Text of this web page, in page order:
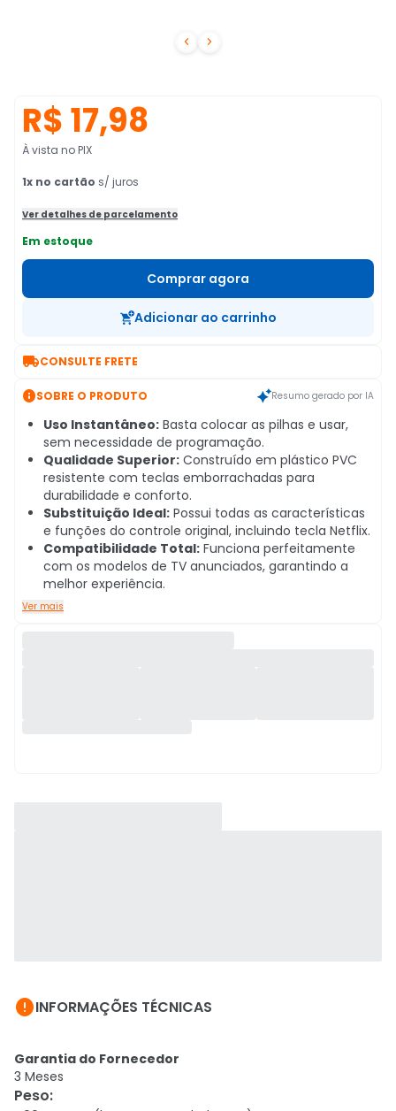
 
R$ 17,98
À vista no PIX
1x no cartão s/ juros
Ver detalhes de parcelamento
Em estoque
Comprar agora
Adicionar ao carrinho
CONSULTE FRETE
SOBRE O PRODUTO Resumo gerado por IA
Uso Instantâneo: Basta colocar as pilhas e usar,
sem necessidade de programação.
Qualidade Superior: Construído em plástico PVC
resistente com teclas emborrachadas para
durabilidade e conforto.
Substituição Ideal: Possui todas as características
e funções do controle original, incluindo tecla Netflix.
Compatibilidade Total: Funciona perfeitamente
com os modelos de TV anunciados, garantindo a
melhor experiência.
Ver mais
INFORMAÇÕES TÉCNICAS
Garantia do Fornecedor
3 Meses
Peso: